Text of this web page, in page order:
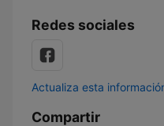
Redes sociales
Actualiza esta
Compartir